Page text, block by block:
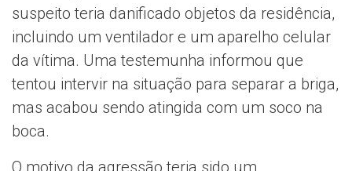
suspeito teria danificado objetos da residência,
incluindo um ventilador e um aparelho celular
da vítima. Uma testemunha informou que
tentou intervir na situação para separar a briga,
mas acabou sendo atingida com um soco na
boca.
O motivo da agressão teria sido um